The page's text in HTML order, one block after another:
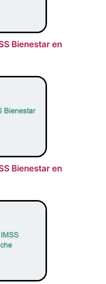
Bienestar en
Bienestar en